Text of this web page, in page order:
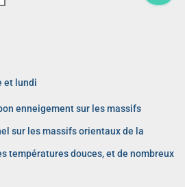
et lundi
enneigement sur les massifs
sur les massifs orientaux de la
températures douces, et de nombreux